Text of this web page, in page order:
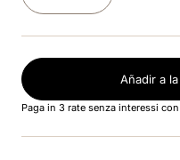
Añadir a
Paga in 3 rate senza interessi con